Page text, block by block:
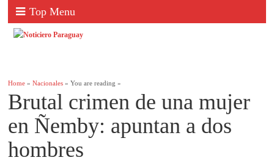
Top Menu
Home »Nacionales » You are reading »
Brutal crimen de una mujer
en Ñemby: apuntan a dos
hombres